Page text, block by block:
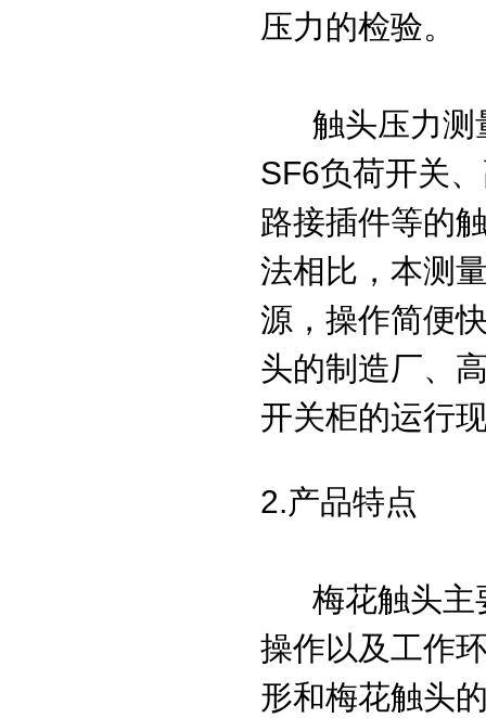
压力的检验。
触头压力测
SF6负荷开关
路接插件等的
法相比，本测
源，操作简便
头的制造厂、
开关柜的运行
2.产品特点
梅花触头主
操作以及工作
形和梅花触头